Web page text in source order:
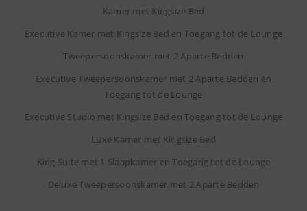
Kamer met Kingsize Bed
Executive Kamer met Kingsize Bed en Toegang tot de Lounge
Tweepersoonskamer met 2 Aparte Bedden
Executive Tweepersoonskamer met 2 Aparte Bedden en
Toegang tot de Lounge
Executive Studio met Kingsize Bed en Toegang tot de Lounge
Luxe Kamer met Kingsize Bed
King Suite met 1 Slaapkamer en Toegang tot de Lounge
Deluxe Tweepersoonskamer met 2 Aparte Bedden